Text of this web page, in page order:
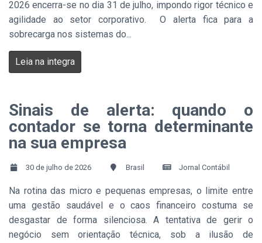
2026 encerra-se no dia 31 de julho, impondo rigor técnico e
agilidade ao setor corporativo. O alerta fica para a
sobrecarga nos sistemas do...
Leia na integra
Sinais de alerta: quando o
contador se torna determinante
na sua empresa
30 de julho de 2026 Brasil Jornal Contábil
Na rotina das micro e pequenas empresas, o limite entre
uma gestão saudável e o caos financeiro costuma se
desgastar de forma silenciosa. A tentativa de gerir o
negócio sem orientação técnica, sob a ilusão de